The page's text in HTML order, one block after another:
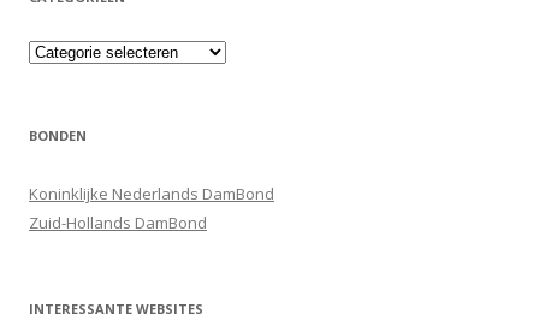
Categorieën
BONDEN
Koninklijke Nederlands DamBond
Zuid-Hollands DamBond
INTERESSANTE WEBSITES